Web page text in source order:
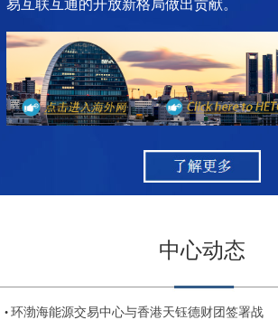
易互联互通的开放新格局做出贡献。
中心动态
• 环渤海能源交易中心与香港天钰德财团签署战